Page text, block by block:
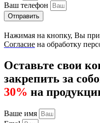
Ваш телефон
Отправить
Нажимая на кнопку, Вы
Согласие на обработку
Оставьте свои
закрепить за
30% на
Ваше имя